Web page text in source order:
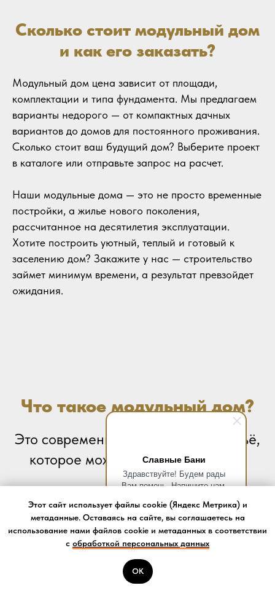
Славные Бани
Здравствуйте! Будем рады
Вам помочь. Напишите нам,
Этот сайт использует файлы cookie (Яндекс Метрика) и
метаданные. Оставаясь на сайте, вы соглашаетесь на
использование нами файлов cookie и метаданных в соответствии
с обработкой персональных данных
ОК
Сколько стоит модульный дом
и как его заказать?
Модульный дом цена зависит от площади,
комплектации и типа фундамента. Мы предлагаем
варианты недорого — от компактных дачных
вариантов до домов для постоянного проживания.
Сколько стоит ваш будущий дом? Выберите проект
в каталоге или отправьте запрос на расчет.
Наши модульные дома — это не просто временные
постройки, а жилье нового поколения,
рассчитанное на десятилетия эксплуатации.
Хотите построить уютный, теплый и готовый к
заселению дом? Закажите у нас — строительство
займет минимум времени, а результат превзойдет
ожидания.
Что такое модульный дом?
Это современное всесезонное жильё,
которое можно использовать как:
Основной дом для постоянного
проживания